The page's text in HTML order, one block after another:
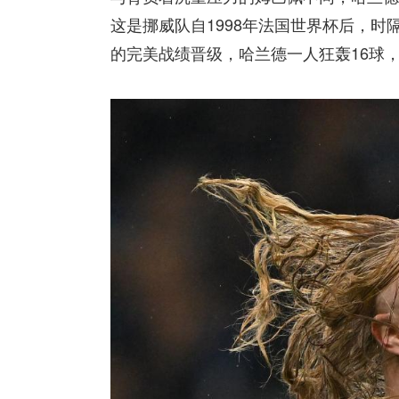
这是挪威队自1998年法国世界杯后，时
的完美战绩晋级，哈兰德一人狂轰16球